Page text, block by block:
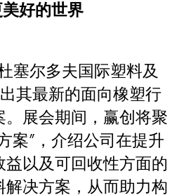
好的世界
塞尔多夫国际塑料及
其最新的面向橡塑行
展会期间，赢创将聚
案”，介绍公司在提升
以及可回收性方面的
解决方案，从而助力构